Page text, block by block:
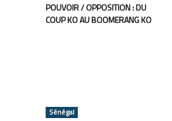
POUVOIR / OPPOSITION : DU
COUP KO AU BOOMERANG KO
Sénégal